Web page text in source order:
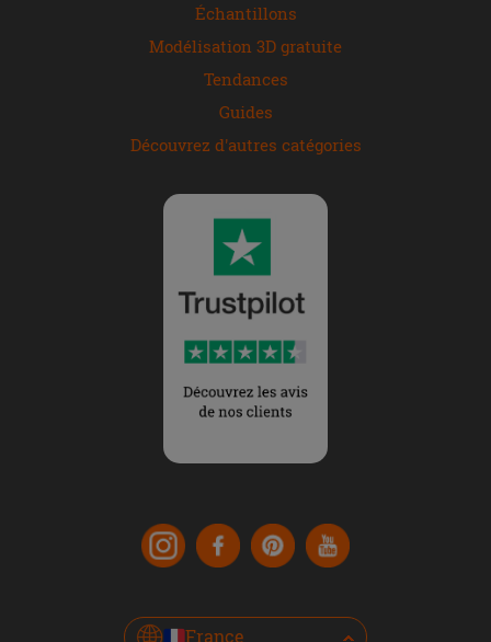
Échantillons
Modélisation 3D gratuite
Tendances
Guides
Découvrez d'autres catégories
France